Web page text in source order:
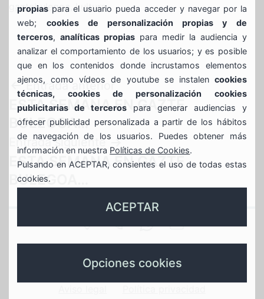
gaztebulegoa ,kultura
Navegación
de
entradas
Entrada anterior
ESTA SEMANA EN GAZTE
BULEGOA…
Entrada siguiente
ESTA SEMANA EN GAZTE
BULEGOA…
propias para el usuario pueda acceder y navegar por la
web; cookies de personalización propias y de
terceros,analíticas propias para medir la audiencia y
analizar el comportamiento de los usuarios; y es posible
que en los contenidos donde incrustamos elementos
ajenos, como vídeos de youtube se instalen cookies
técnicas, cookies de personalización cookies
publicitarias de terceros para generar audiencias y
ofrecer publicidad personalizada a partir de los hábitos
de navegación de los usuarios. Puedes obtener más
información en nuestra Políticas de Cookies.
Pulsando en ACEPTAR, consientes el uso de todas estas
cookies.
ACEPTAR
Opciones cookies